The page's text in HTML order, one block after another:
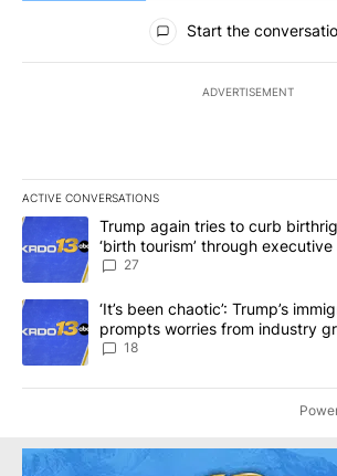
All Comments
Start the
ADVERTISEMENT
ACTIVE CONVERSATIONS
The following is a list of the most
A trending article titled "Trump again tries
Trump again tries to curb
‘birth tourism’ through
27
A trending article titled "‘It’s been
‘It’s been chaotic’: Trump’s
prompts worries from industry
18